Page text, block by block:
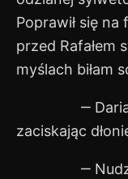
Poprawił się
przed Rafałem
myślach biłam
‒ Daria, co
zaciskając
‒ Nudzę